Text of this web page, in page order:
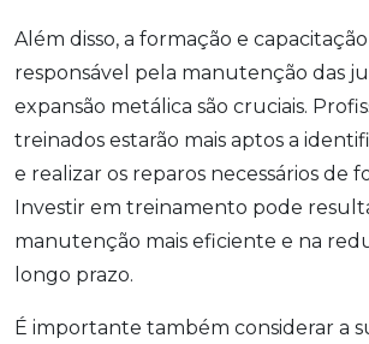
Além disso, a formação e
responsável pela manutenção das
expansão metálica são cruciais.
treinados estarão mais aptos a
e realizar os reparos necessários de
Investir em treinamento pode
manutenção mais eficiente e na
longo prazo.
É importante também considerar a